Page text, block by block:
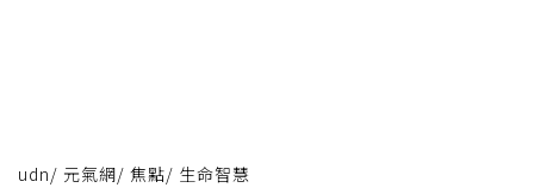
udn/ 元氣網/ 焦點/ 生命智慧